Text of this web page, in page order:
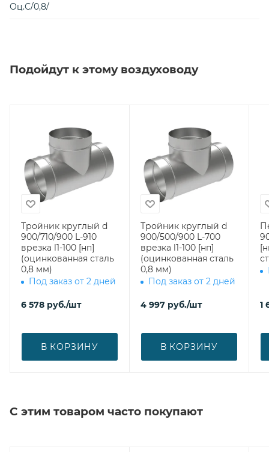
Оц.С/0,8/
Подойдут к этому воздуховоду
Тройник круглый d
900/710/900 L-910
врезка l1-100 [нп]
(оцинкованная сталь
0,8 мм)
Под заказ от 2 дней
6 578 руб./шт
В КОРЗИНУ
Тройник круглый d
900/500/900 L-700
врезка l1-100 [нп]
(оцинкованная сталь
0,8 мм)
Под заказ от 2 дней
4 997 руб./шт
В КОРЗИНУ
1
С этим товаром часто покупают